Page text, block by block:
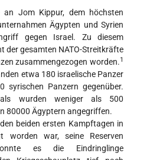
Jom Kippur, dem höchsten
Ägypten und Syrien
gegen Israel. Zu diesem
der gesamten NATO-Streitkräfte
zusammengezogen worden.1
etwa 180 israelische Panzer
syrischen Panzern gegenüber.
wurden weniger als 500
80000 Ägyptern angegriffen.
beiden ersten Kampftagen in
worden war, seine Reserven
es die Eindringlinge